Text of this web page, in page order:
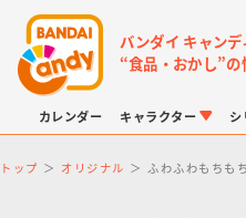
バンダイ キャン
“食品・おかし”の
カレンダー キャラクター シ
トップ オリジナル ふわふわもちも